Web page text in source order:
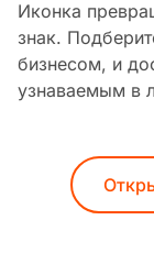
Иконка
знак.
бизнесом, и
узнаваемым в